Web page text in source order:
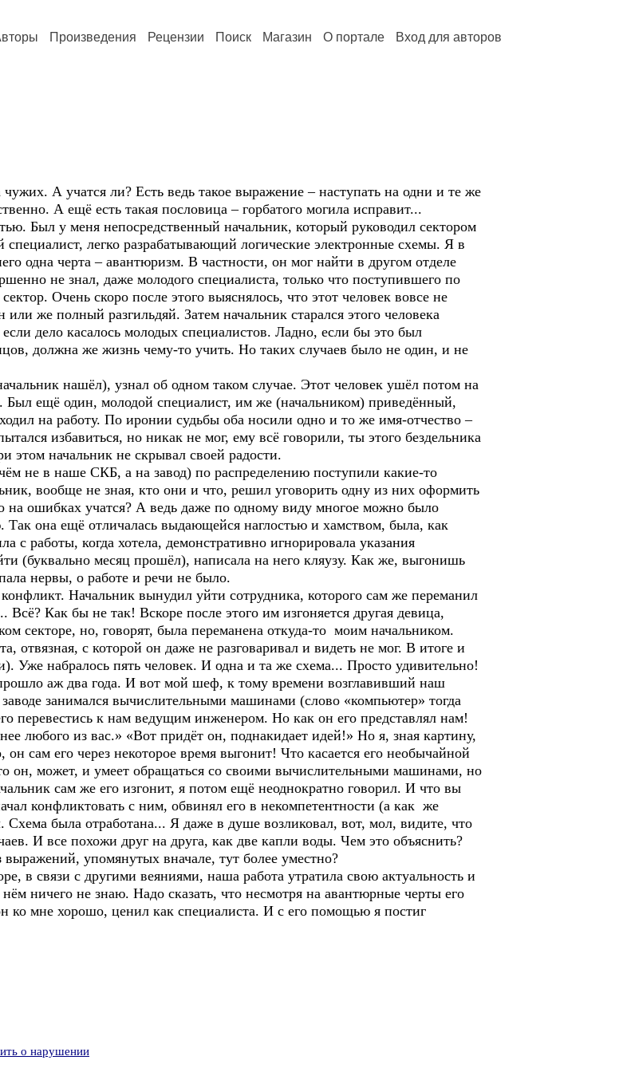
Произведения Рецензии Поиск Магазин О портале Вход для авторов
А учатся ли? Есть ведь такое выражение – наступать на одни и те же
А ещё есть такая пословица – горбатого могила исправит...
Был у меня непосредственный начальник, который руководил сектором
легко разрабатывающий логические электронные схемы. Я в
одна черта – авантюризм. В частности, он мог найти в другом отделе
не знал, даже молодого специалиста, только что поступившего по
Очень скоро после этого выяснялось, что этот человек вовсе не
или же полный разгильдяй. Затем начальник старался этого человека
дело касалось молодых специалистов. Ладно, если бы это был
должна же жизнь чему-то учить. Но таких случаев было не один, и не
нашёл), узнал об одном таком случае. Этот человек ушёл потом на
Был ещё один, молодой специалист, им же (начальником) приведённый,
на работу. По иронии судьбы оба носили одно и то же имя-отчество –
избавиться, но никак не мог, ему всё говорили, ты этого бездельника
этом начальник не скрывал своей радости.
не в наше СКБ, а на завод) по распределению поступили какие-то
вообще не зная, кто они и что, решил уговорить одну из них оформить
на ошибках учатся? А ведь даже по одному виду многое можно было
она ещё отличалась выдающейся наглостью и хамством, была, как
с работы, когда хотела, демонстративно игнорировала указания
(буквально месяц прошёл), написала на него кляузу. Как же, выгонишь
нервы, о работе и речи не было.
Начальник вынудил уйти сотрудника, которого сам же переманил
Как бы не так! Вскоре после этого им изгоняется другая девица,
секторе, но, говорят, была переманена откуда-то моим начальником.
отвязная, с которой он даже не разговаривал и видеть не мог. В итоге и
Уже набралось пять человек. И одна и та же схема... Просто удивительно!
аж два года. И вот мой шеф, к тому времени возглавивший наш
занимался вычислительными машинами (слово «компьютер» тогда
перевестись к нам ведущим инженером. Но как он его представлял нам!
любого из вас.» «Вот придёт он, поднакидает идей!» Но я, зная картину,
сам его через некоторое время выгонит! Что касается его необычайной
он, может, и умеет обращаться со своими вычислительными машинами, но
сам же его изгонит, я потом ещё неоднократно говорил. И что вы
конфликтовать с ним, обвинял его в некомпетентности (а как же
Схема была отработана... Я даже в душе возликовал, вот, мол, видите, что
И все похожи друг на друга, как две капли воды. Чем это объяснить?
упомянутых вначале, тут более уместно?
в связи с другими веяниями, наша работа утратила свою актуальность и
ничего не знаю. Надо сказать, что несмотря на авантюрные черты его
ко мне хорошо, ценил как специалиста. И с его помощью я постиг
о нарушении